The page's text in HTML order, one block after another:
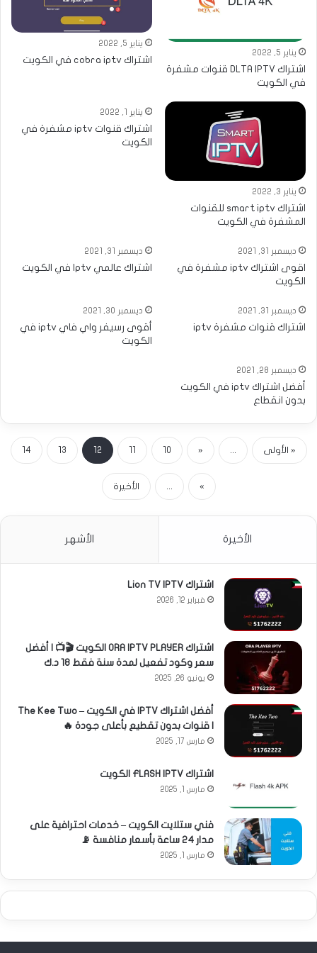
يناير 5, 2022
اشتراك DLTA IPTV قنوات مشفرة
في الكويت
يناير 5, 2022
اشتراك cobra iptv في الكويت
يناير 3, 2022
اشتراك smart iptv للقنوات
المشفرة في الكويت
يناير 1, 2022
اشتراك قنوات iptv مشفرة في
الكويت
ديسمبر 31, 2021
اقوى اشتراك iptv مشفرة في
الكويت
ديسمبر 31, 2021
اشتراك عالمي Iptv في الكويت
ديسمبر 31, 2021
اشتراك قنوات مشفرة iptv
ديسمبر 30, 2021
أقوى رسيفر واي فاي iptv في
الكويت
ديسمبر 28, 2021
أفضل اشتراك iptv في الكويت
بدون انقطاع
« الأولى ...
«
10
11
12
13
14
»
... الأخيرة
الأخيرة الأشهر
اشتراك Lion TV IPTV
فبراير 12, 2026
اشتراك ORA IPTV PLAYER الكويت 🎬📺 | أفضل
سعر وكود تفعيل لمدة سنة فقط 18 د.ك
يونيو 26, 2025
أفضل اشتراك IPTV في الكويت – The Kee Two
| قنوات بدون تقطيع بأعلى جودة 🔥
مارس 17, 2025
اشتراك FLASH IPTV الكويت
مارس 1, 2025
فني ستلايت الكويت – خدمات احترافية على
مدار 24 ساعة بأسعار منافسة 📡
مارس 1, 2025